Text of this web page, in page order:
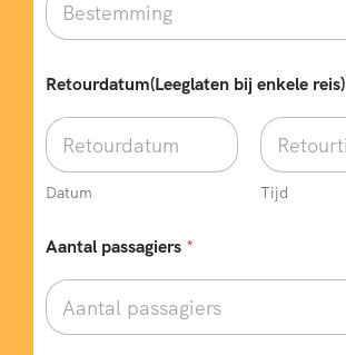
Retourdatum(Leeglaten bij enkele reis)
Datum Tijd
Aantal passagiers *